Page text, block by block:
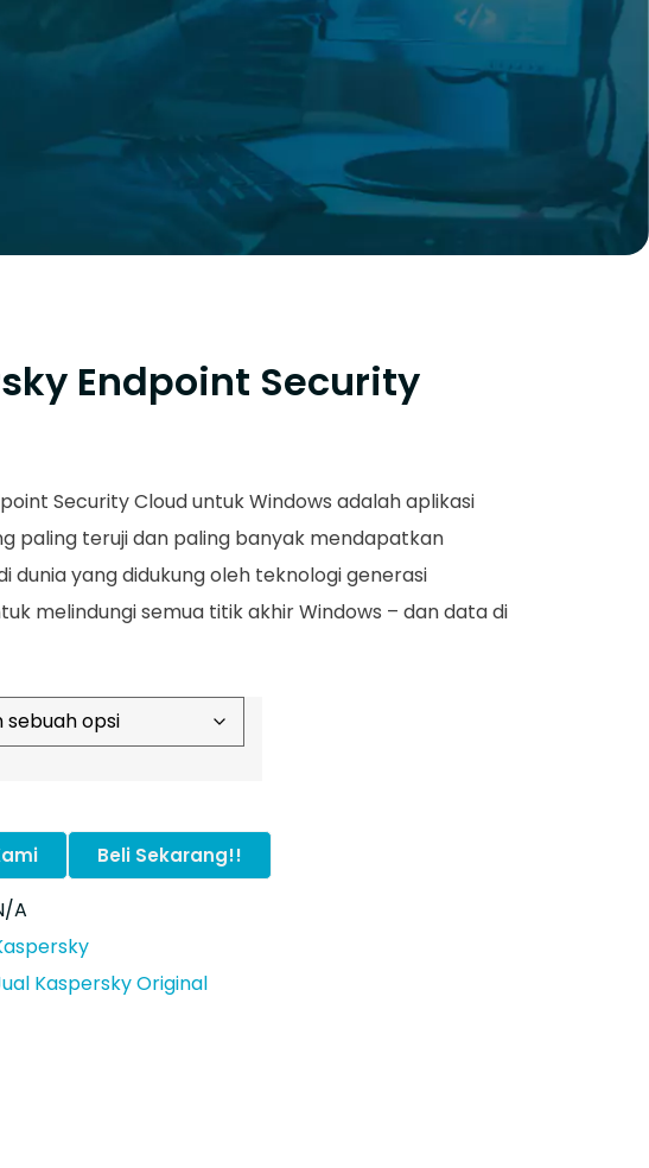
Endpoint Security
Security Cloud untuk Windows adalah aplikasi
paling teruji dan paling banyak mendapatkan
dunia yang didukung oleh teknologi generasi
melindungi semua titik akhir Windows – dan data di
Beli Sekarang!!
A
Kaspersky Original